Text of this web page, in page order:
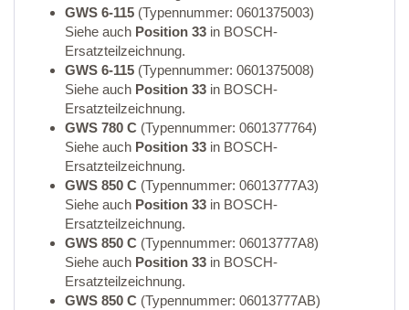
GWS 6-115 (Typennummer: 0601375003)
Siehe auch Position 33 in BOSCH-
Ersatzteilzeichnung.
GWS 6-115 (Typennummer: 0601375008)
Siehe auch Position 33 in BOSCH-
Ersatzteilzeichnung.
GWS 780 C (Typennummer: 0601377764)
Siehe auch Position 33 in BOSCH-
Ersatzteilzeichnung.
GWS 850 C (Typennummer: 06013777A3)
Siehe auch Position 33 in BOSCH-
Ersatzteilzeichnung.
GWS 850 C (Typennummer: 06013777A8)
Siehe auch Position 33 in BOSCH-
Ersatzteilzeichnung.
GWS 850 C (Typennummer: 06013777AB)